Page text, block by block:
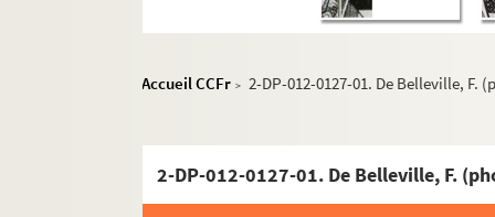
Accueil CCFr > 2-DP-012-0127-01. De Belleville, F.
2-DP-012-0127-01. De Belleville, F.